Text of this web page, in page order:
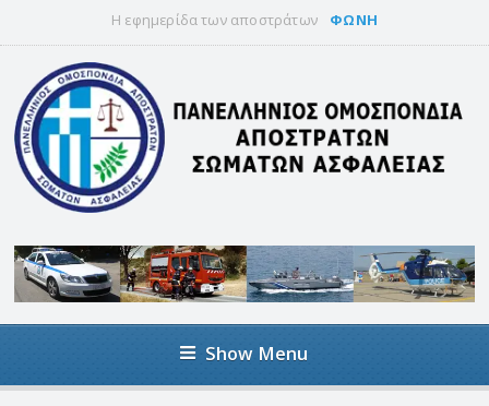
Η εφημερίδα των αποστράτων ΦΩΝΗ
Show Menu